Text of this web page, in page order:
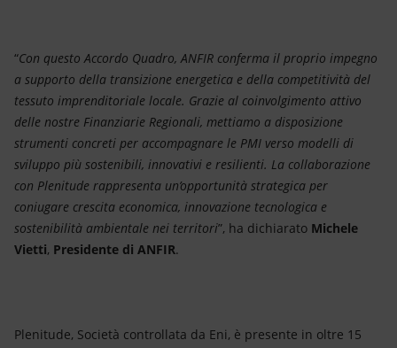
“Con questo Accordo Quadro, ANFIR conferma il proprio impegno
a supporto della transizione energetica e della competitività del
tessuto imprenditoriale locale. Grazie al coinvolgimento attivo
delle nostre Finanziarie Regionali, mettiamo a disposizione
strumenti concreti per accompagnare le PMI verso modelli di
sviluppo più sostenibili, innovativi e resilienti. La collaborazione
con Plenitude rappresenta un’opportunità strategica per
coniugare crescita economica, innovazione tecnologica e
sostenibilità ambientale nei territori”, ha dichiarato Michele
Vietti, Presidente di ANFIR.
Plenitude, Società controllata da Eni, è presente in oltre 15